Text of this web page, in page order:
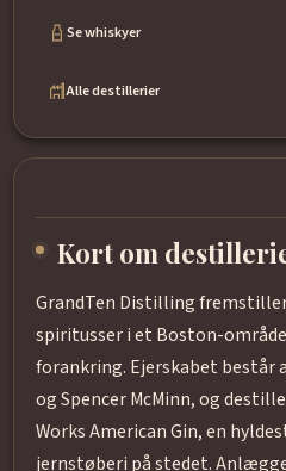
Se whiskyer
Alle destillerier
Kort om
GrandTen Distilling
spiritusser i et Boston-
forankring. Ejerskabet består
og Spencer McMinn, og
Works American Gin, en
jernstøberi på stedet.